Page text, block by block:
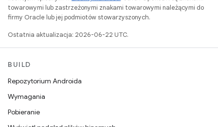
towarowymi lub zastrzeżonymi znakami towarowymi należącymi do
firmy Oracle lub jej podmiotów stowarzyszonych.
Ostatnia aktualizacja: 2026-06-22 UTC.
BUILD
Repozytorium Androida
Wymagania
Pobieranie